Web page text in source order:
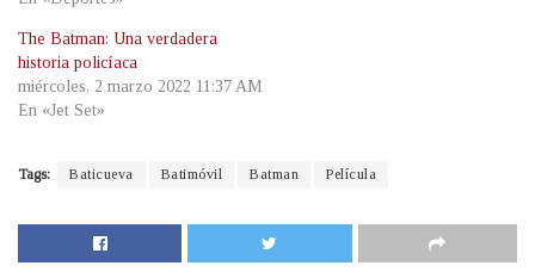
The Batman: Una verdadera
historia policíaca
miércoles, 2 marzo 2022 11:37 AM
En «Jet Set»
Tags: Baticueva Batimóvil Batman Película